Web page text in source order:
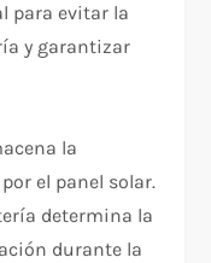
para evitar la
y garantizar
la
el panel solar.
determina la
durante la